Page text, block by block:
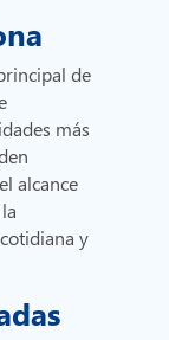
de
más
alcance
y